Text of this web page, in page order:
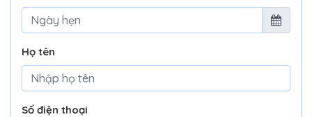
Họ tên
Số điện thoại